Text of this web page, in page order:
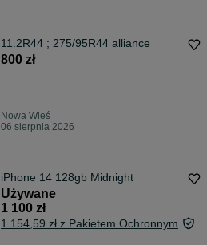
11.2R44 ; 275/95R44 alliance
800 zł
Nowa Wieś
06 sierpnia 2026
iPhone 14 128gb Midnight
Używane
1 100 zł
1 154,59 zł z Pakietem Ochronnym